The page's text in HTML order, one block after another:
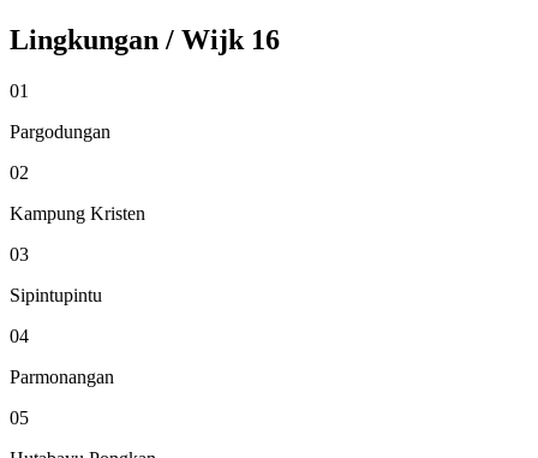
Lingkungan / Wijk 16
01
Pargodungan
02
Kampung Kristen
03
Sipintupintu
04
Parmonangan
05